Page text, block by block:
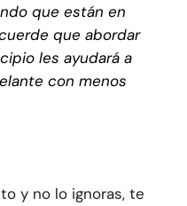
que están en
que abordar
les ayudará a
con menos
y no lo ignoras, te